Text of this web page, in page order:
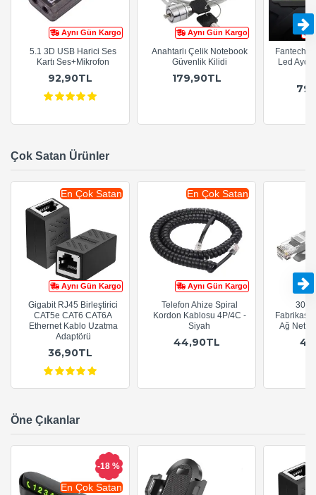
Aynı Gün Kargo
5.1 3D USB Harici Ses
Kartı Ses+Mikrofon
92,90TL
Aynı Gün Kargo
Anahtarlı Çelik Notebook
Güvenlik Kilidi
179,90TL
Fantech
Led
Çok Satan Ürünler
Aynı Gün Kargo
En Çok Satan
Gigabit RJ45 Birleştirici
CAT5e CAT6 CAT6A
Ethernet Kablo Uzatma
Adaptörü
36,90TL
Aynı Gün Kargo
En Çok Satan
Telefon Ahize Spiral
Kordon Kablosu 4P/4C -
Siyah
44,90TL
Ağ
Öne Çıkanlar
En Çok Satan
-18 %